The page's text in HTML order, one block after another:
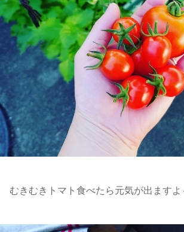
むきむきトマト食べたら元気が出ますよ